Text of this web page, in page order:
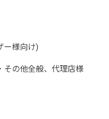
ー様向け)
その他全般、代理店様